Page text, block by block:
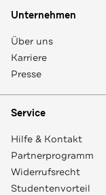
Unternehmen
Über uns
Karriere
Presse
Service
Hilfe & Kontakt
Partnerprogramm
Widerrufsrecht
Studentenvorteil